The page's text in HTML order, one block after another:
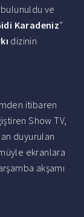
ve
Karadeniz”
dizinin
itibaren
Show TV,
duyurulan
ekranlara
akşamı